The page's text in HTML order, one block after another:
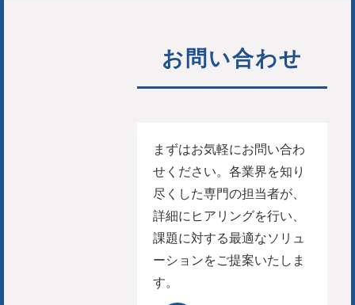
お問い合わせ
まずはお気軽にお問い合わ
せください。各業界を知り
尽くした専門の担当者が、
詳細にヒアリングを行い、
課題に対する最適なソリュ
ーションをご提案いたしま
す。